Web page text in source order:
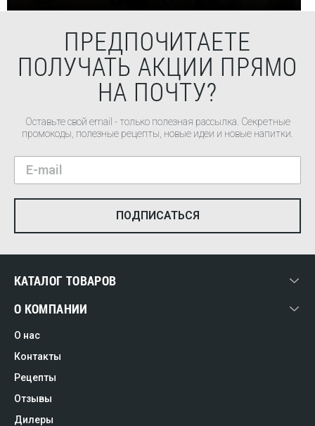
ПРЕДПОЧИТАЕТЕ
ПОЛУЧАТЬ АКЦИИ ПРЯМО
НА ПОЧТУ?
Оставьте свой email - только полезная рассылка. Секретные
промокоды, полезные рецепты, новые идеи и новые напитки.
КАТАЛОГ ТОВАРОВ
О КОМПАНИИ
О нас
Контакты
Рецепты
Отзывы
Дилеры